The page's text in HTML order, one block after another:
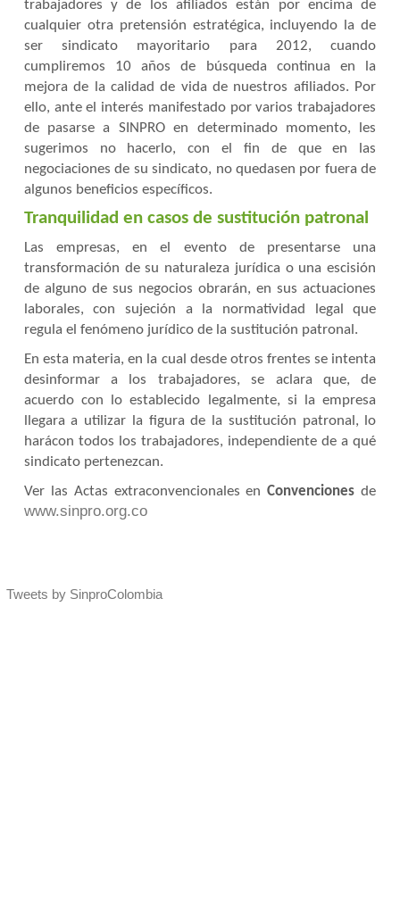
trabajadores y de los afiliados están por encima de
cualquier otra pretensión estratégica, incluyendo la de
ser sindicato mayoritario para 2012, cuando
cumpliremos 10 años de búsqueda continua en la
mejora de la calidad de vida de nuestros afiliados. Por
ello, ante el interés manifestado por varios trabajadores
de pasarse a SINPRO en determinado momento, les
sugerimos no hacerlo, con el fin de que en las
negociaciones de su sindicato, no quedasen por fuera de
algunos beneficios específicos.
Tranquilidad en casos de sustitución patronal
Las empresas, en el evento de presentarse una
transformación de su naturaleza jurídica o una escisión
de alguno de sus negocios obrarán, en sus actuaciones
laborales, con sujeción a la normatividad legal que
regula el fenómeno jurídico de la sustitución patronal.
En esta materia, en la cual desde otros frentes se intenta
desinformar a los trabajadores, se aclara que, de
acuerdo con lo establecido legalmente, si la empresa
llegara a utilizar la figura de la sustitución patronal, lo
harácon todos los trabajadores, independiente de a qué
sindicato pertenezcan.
Ver las Actas extraconvencionales enConvenciones de
www.sinpro.org.co
Tweets by SinproColombia